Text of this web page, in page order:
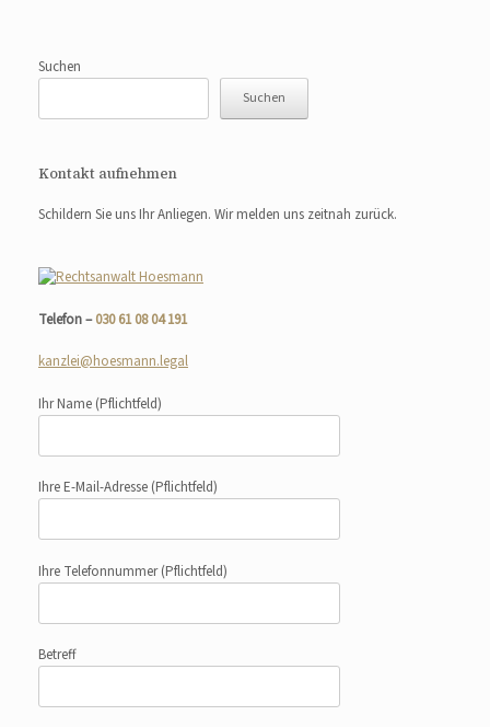
Suchen
Suchen
Kontakt aufnehmen
Schildern Sie uns Ihr Anliegen. Wir melden uns zeitnah zurück.
Telefon –030 61 08 04 191
kanzlei@hoesmann.legal
Ihr Name (Pflichtfeld)
Ihre E-Mail-Adresse (Pflichtfeld)
Ihre Telefonnummer(Pflichtfeld)
Betreff